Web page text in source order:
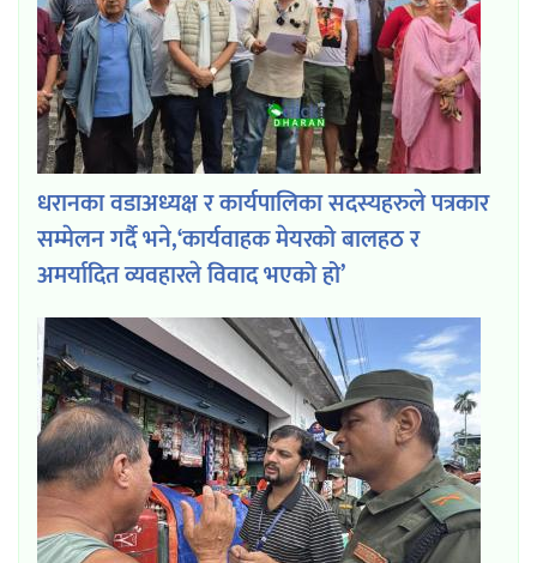
धरानका वडाअध्यक्ष र कार्यपालिका सदस्यहरुले पत्रकार
सम्मेलन गर्दै भने,‘कार्यवाहक मेयरको बालहठ र
अमर्यादित व्यवहारले विवाद भएको हो’